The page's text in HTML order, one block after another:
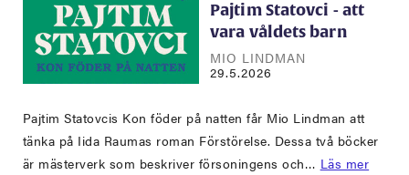
Pajtim Statovci - att
vara våldets barn
MIO LINDMAN
29.5.2026
Pajtim Statovcis Kon föder på natten får Mio Lindman att
tänka på Iida Raumas roman Förstörelse. Dessa två böcker
är mästerverk som beskriver försoningens och… Läs mer